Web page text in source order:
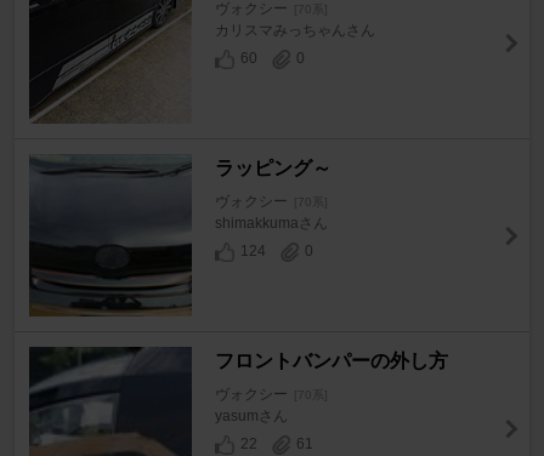
ヴォクシー [70系]
カリスマみっちゃんさん
60
0
ラッピング～
ヴォクシー [70系]
shimakkumaさん
124
0
フロントバンパーの外し方
ヴォクシー [70系]
yasumさん
22
61